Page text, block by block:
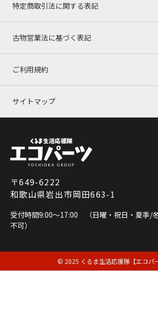
特定商取引法に関する表記
古物営業法に基づく表記
ご利用規約
サイトマップ
〒649-6222
和歌山県岩出市岡田663-1
受付時間9:00～17:00 （日曜・祝日・夏季/
不可）
© 2025 くるま生活応援隊【エコパ